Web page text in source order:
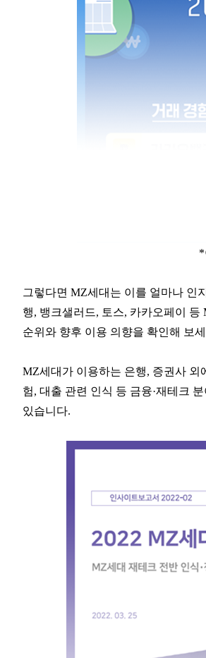
*
그렇다면 MZ세대는 이를 얼마나 인
행, 뱅크샐러드, 토스, 카카오페이
순위와 향후 이용 의향을 확인해 보
MZ세대가 이용하는 은행, 증권사 외
험, 대출 관련 인식 등 금융·재테크
있습니다.